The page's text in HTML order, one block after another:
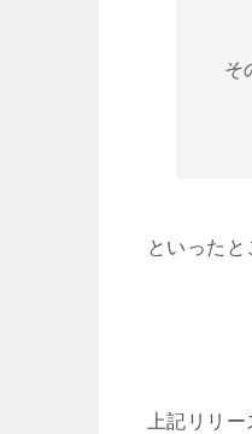
そ
といったと
上記リリー